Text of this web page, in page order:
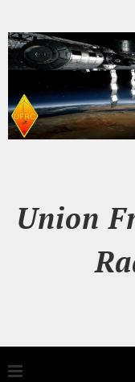
Union